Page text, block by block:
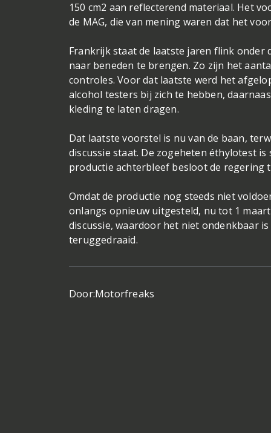
150 cm2 aan reflecterend materiaal. Het
de MAG, die van mening waren dat het
Frankrijk staat de laatste jaren flink onder
naar beneden te brengen. Zo zijn het
controles. Voor dat laatste werd het
alcohol testers bij zich te hebben,
kleding te laten dragen.
Dat laatste voorstel is nu van de baan,
discussie staat. De zogeheten éthylotest
productie achterbleef besloot de regering
Omdat de productie nog steeds niet
onlangs opnieuw uitgesteld, nu tot 1
discussie, waardoor het niet ondenkbaar
teruggedraaid.
Door:Motorfreaks